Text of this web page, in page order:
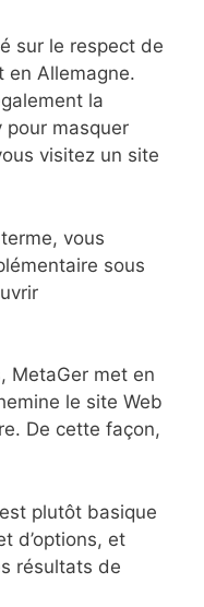
sur le respect de
en Allemagne.
la
pour masquer
visitez un site
vous
sous
MetaGer met en
le site Web
De cette façon,
plutôt basique
d’options, et
résultats de